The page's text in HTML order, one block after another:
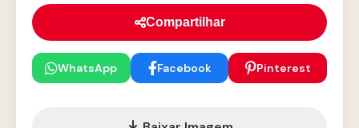
Compartilhar
WhatsApp Facebook Pinterest